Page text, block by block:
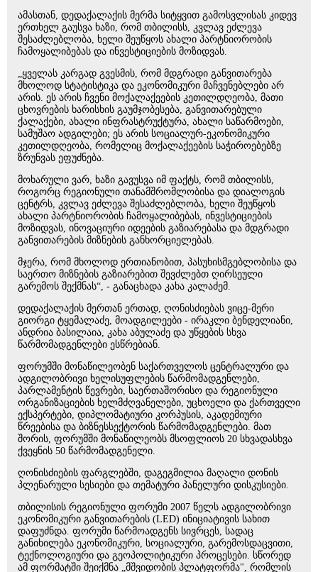
ამასთან, დედაქალაქის მერმა სიტყვით გამოსვლისას კიდევ
ერთხელ გაუსვა ხაზი, რომ თბილისს, კვლავ ეძლევა
შესაძლებლობა, ხელი შეუწყოს ახალი პარტნიორობის
ჩამოყალიბებას და ინვესტიციების მოზიდვას.
„ყველას კარგად გვესმის, რომ მდგრადი განვითარება
მხოლოდ სტატისტიკა და ეკონომიკური მაჩვენებლები არ
არის. ეს არის ჩვენი მოქალაქეების კეთილდღეობა, მათი
ცხოვრების ხარისხის გაუმჯობესება, განვითარებული
ქალაქები, ახალი ინფრასტრუქტურა, ახალი საწარმოები,
სამუშაო ადგილები; ეს არის სოციალურ-ეკონომიკური
კეთილდღეობა, რომელიც მოქალაქეების საჭიროებებზე
ზრუნვას ეფუძნება.
მოხარული ვარ, ხაზი გავუსვა იმ ფაქტს, რომ თბილისს,
როგორც რეგიონული თანამშრომლობისა და დიალოგის
ცენტრს, კვლავ ეძლევა შესაძლებლობა, ხელი შეუწყოს
ახალი პარტნიორობის ჩამოყალიბებას, ინვესტიციების
მოზიდვას, ინოვაციური იდეების გაზიარებასა და მდგრადი
განვითარების მიზნების განხორციელებას.
მჯერა, რომ მხოლოდ ერთიანობით, პასუხისმგებლობისა და
საერთო მიზნების გაზიარებით შევძლებთ ღირსეული
გარემოს შექმნას“, - განაცხადა კახა კალაძემ.
დედაქალაქის მერთან ერთად, ღონისძიებას ვიცე-მერი
გიორგი ტყემალაძე, მოადგილეები - ირაკლი ბენდელიანი,
ანდრია ბასილაია, კახა აბულაძე და უწყების სხვა
წარმომადგენლები ესწრებიან.
ფორუმში მონაწილეობენ საქართველოს ცენტრალური და
ადგილობრივი ხელისუფლების წარმომადგენლები,
პარლამენტის წევრები, საერთაშორისო და რეგიონული
ორგანიზაციების ხელმძღვანელები, უცხოელი და ქართველი
ექსპერტები, დიპლომატიური კორპუსის, აკადემიური
წრეებისა და ბიზნესსექტორის წარმომადგენლები. მათ
შორის, ფორუმში მონაწილეობს მსოფლიოს 20 სხვადასხვა
ქვეყნის 50 წარმომადგენელი.
ღონისძიების ფარგლებში, დაგეგმილია მაღალი დონის
პლენარული სესიები და თემატური პანელური დისკუსიები.
თბილისის რეგიონული ფორუმი 2007 წელს ადგილობრივი
ეკონომიკური განვითარების (LED) ინიციატივის სახით
დაფუძნდა. ფორუმი წარმოადგენს სივრცეს, სადაც
განიხილება ეკონომიკური, სოციალური, გარემოსდაცვითი,
ტექნოლოგიური და გეოპოლიტიკური პროცესები. სწორედ
ამ ფორმატში შეიქმნა „მშვიდობის პლატფორმა", რომლის